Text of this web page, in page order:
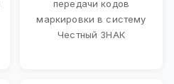
передачи кодов
маркировки в систему
Честный ЗНАК